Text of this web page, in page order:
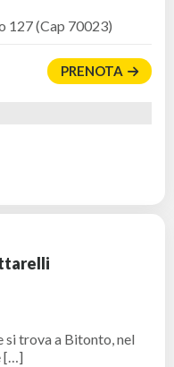
127 (Cap 70023)
PRENOTA
trova a Bitonto, nel
[…]